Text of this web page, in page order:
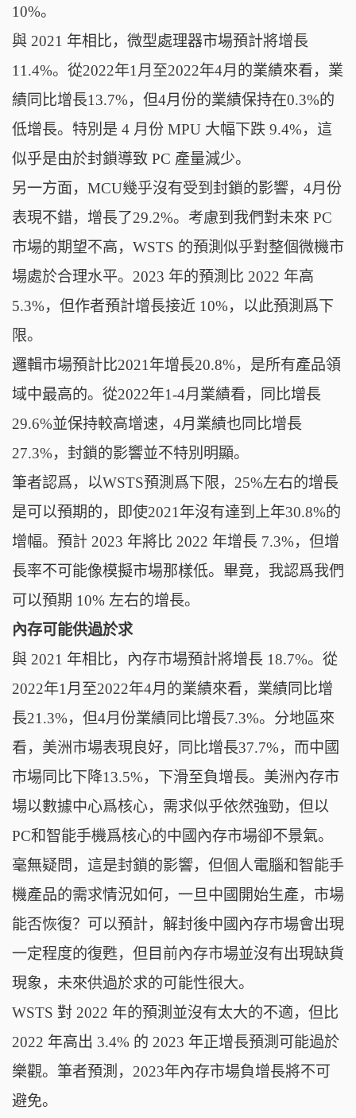
10%。
與 2021 年相比，微型處理器市場預計將增長
11.4%。從2022年1月至2022年4月的業績來看，業
績同比增長13.7%，但4月份的業績保持在0.3%的
低增長。特別是 4 月份 MPU 大幅下跌 9.4%，這
似乎是由於封鎖導致 PC 產量減少。
另一方面，MCU幾乎沒有受到封鎖的影響，4月份
表現不錯，增長了29.2%。考慮到我們對未來 PC
市場的期望不高，WSTS 的預測似乎對整個微機市
場處於合理水平。2023 年的預測比 2022 年高
5.3%，但作者預計增長接近 10%，以此預測爲下
限。
邏輯市場預計比2021年增長20.8%，是所有產品領
域中最高的。從2022年1-4月業績看，同比增長
29.6%並保持較高增速，4月業績也同比增長
27.3%，封鎖的影響並不特別明顯。
筆者認爲，以WSTS預測爲下限，25%左右的增長
是可以預期的，即使2021年沒有達到上年30.8%的
增幅。預計 2023 年將比 2022 年增長 7.3%，但增
長率不可能像模擬市場那樣低。畢竟，我認爲我們
可以預期 10% 左右的增長。
內存可能供過於求
與 2021 年相比，內存市場預計將增長 18.7%。從
2022年1月至2022年4月的業績來看，業績同比增
長21.3%，但4月份業績同比增長7.3%。分地區來
看，美洲市場表現良好，同比增長37.7%，而中國
市場同比下降13.5%，下滑至負增長。美洲內存市
場以數據中心爲核心，需求似乎依然強勁，但以
PC和智能手機爲核心的中國內存市場卻不景氣。
毫無疑問，這是封鎖的影響，但個人電腦和智能手
機產品的需求情況如何，一旦中國開始生產，市場
能否恢復？可以預計，解封後中國內存市場會出現
一定程度的復甦，但目前內存市場並沒有出現缺貨
現象，未來供過於求的可能性很大。
WSTS 對 2022 年的預測並沒有太大的不適，但比
2022 年高出 3.4% 的 2023 年正增長預測可能過於
樂觀。筆者預測，2023年內存市場負增長將不可
避免。